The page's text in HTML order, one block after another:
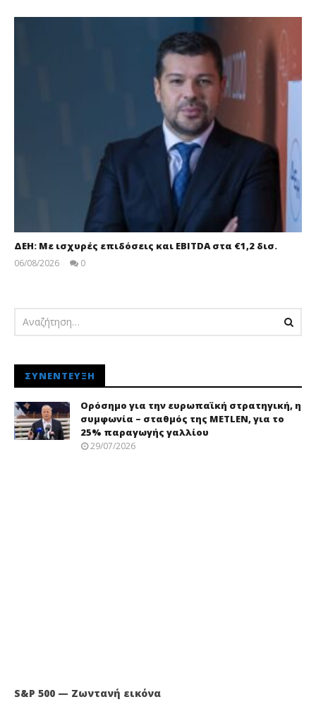
ΔΕΗ: Με ισχυρές επιδόσεις και EBITDA στα €1,2 δισ.
06/08/2026
0
ΣΥΝΈΝΤΕΥΞΗ
Ορόσημο για την ευρωπαϊκή στρατηγική, η
συμφωνία – σταθμός της METLEN, για το
25% παραγωγής γαλλίου
29/07/2026
S&P 500 — Ζωντανή εικόνα